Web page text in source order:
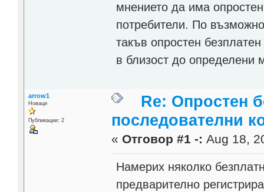
мнението да има
потребители. По
такъв опростен
в близост до определени
arrow1
Новаци
Публикации: 2
Re: Опростен
последователни
« Отговор #1 -: Aug 18,
Намерих няколко
предварително